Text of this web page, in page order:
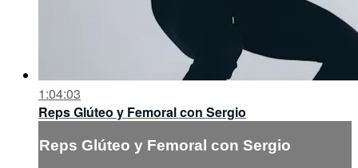
1:04:03
Reps Glúteo y Femoral con Sergio
Reps Glúteo y Femoral con Sergio